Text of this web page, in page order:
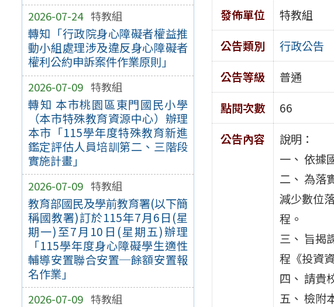
2026-07-24 特教組
轉知「行政院身心障礙者權益推
動小組處理涉及違反身心障礙者
權利公約申訴案件作業原則」
2026-07-09 特教組
轉知 本市桃園區東門國民小學
（本市特殊教育資源中心）辦理
本市「115學年度特殊教育新進
鑑定評估人員培訓第二、三階段
實施計畫」
2026-07-09 特教組
教育部國民及學前教育署(以下簡
稱國教署)訂於115年7月6日(星
期一)至7月10日(星期五)辦理
「115學年度身心障礙學生適性
輔導安置聯合安置─餘額安置報
名作業」
2026-07-09 特教組
發佈單位
特教組
公告類別
行政公告
公告等級
普通
點閱次數
66
公告內容
說明：
一、 依據
二、 為落
減少數位
程。
三、 旨揭
程《投資
四、 請貴
五、 檢附